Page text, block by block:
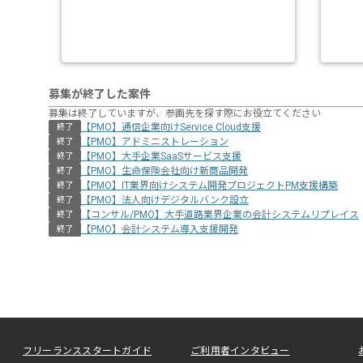
募集が終了した案件
募集は終了していますが、参画先を探す際にお役立てください
終了 【PMO】通信企業向けService Cloud支援
終了 【PMO】アドミニストレーション
終了 【PMO】大手企業SaaSサービス支援
終了 【PMO】生命保険会社向け新商品開発
終了 【PMO】IT業界向けシステム開発プロジェクトPM支援構築
終了 【PMO】法人向けデジタルバンク設立
終了 【コンサル/PMO】大手道路業界企業の会計システムリプレイス
終了 【PMO】会計システム導入支援開発
フリーランススタートガイド ご利用者インタビュー